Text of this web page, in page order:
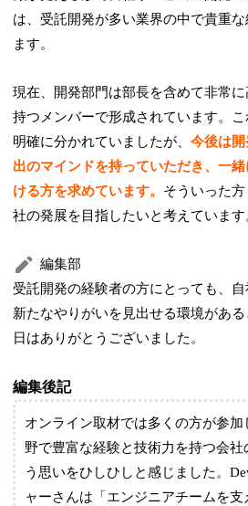
は、受託開発が多い業界の中で貴重
ます。
現在、開発部門は部長を含めて非常
持つメンバーで形成されています。
明確に分かれていましたが、今後は
出のマインドを持っていただき、一
ける方を求めています。 そういった
社の発展を目指したいと考えています
編集部
受託開発の経験者の方にとっても、
新たなやりがいを見出せる環境があ
日はありがとうございました。
編集後記
オンライン取材では多くの方が参
野で豊富な経験と技術力を持つ会
う思いをひしひしと感じました。
ャーさんは「エンジニアチームを支